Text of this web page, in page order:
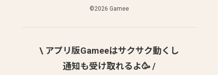
©︎2026 Gamee
\ アプリ版Gameeはサクサク動くし
通知も受け取れるよ🥳 /